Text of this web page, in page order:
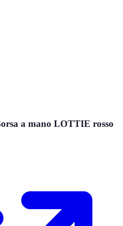
a mano LOTTIE rosso